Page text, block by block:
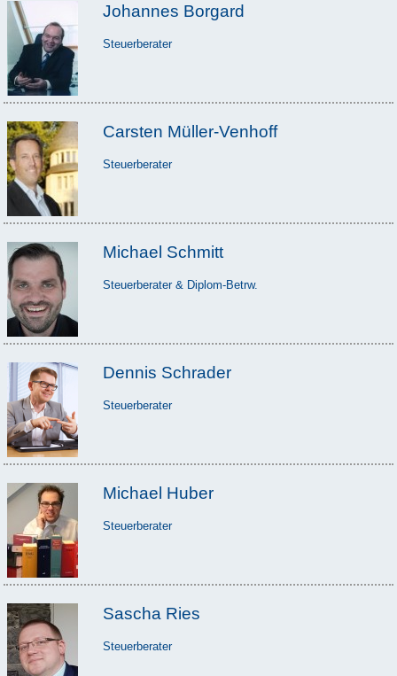
Johannes Borgard
Steuerberater
Carsten Müller-Venhoff
Steuerberater
Michael Schmitt
Steuerberater & Diplom-Betrw.
Dennis Schrader
Steuerberater
Michael Huber
Steuerberater
Sascha Ries
Steuerberater